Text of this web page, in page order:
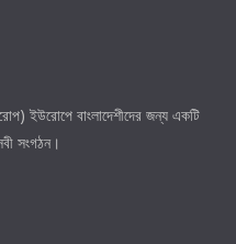
ইউরোপে বাংলাদেশীদের জন্য একটি
সংগঠন।